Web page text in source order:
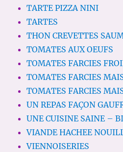
TARTE PIZZA NINI
TARTES
THON CREVETTES
TOMATES AUX OEUFS
TOMATES FARCIES
TOMATES FARCIES
TOMATES FARCIES
UN REPAS FAÇON
UNE CUISINE SAINE –
VIANDE HACHEE
VIENNOISERIES